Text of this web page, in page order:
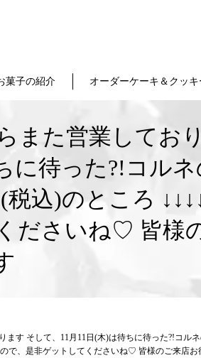
菓子の紹介 オーダーケーキ＆クッキ
また営業してお
に待った?!コル
込)のところ
ださいね♡ 皆様
す そして、11月11日(木)は待ちに待った?!コル
で、是非ゲットしてくださいね♡ 皆様のご来店